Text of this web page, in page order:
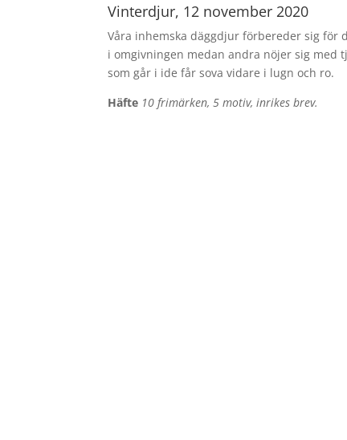
Vinterdjur, 12 november 2020
Våra inhemska däggdjur förbereder sig för
i omgivningen medan andra nöjer sig med
som går i ide får sova vidare i lugn och ro.
Häfte 10 frimärken, 5 motiv, inrikes brev.